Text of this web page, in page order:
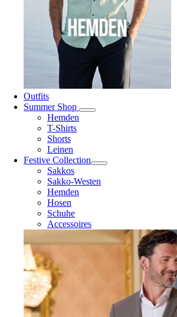
Outfits
Summer Shop
Hemden
T-Shirts
Shorts
Leinen
Festive Collection
Sakkos
Sakko-Westen
Hemden
Hosen
Schuhe
Accessoires